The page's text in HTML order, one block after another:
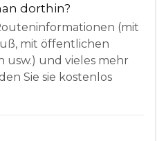
dorthin?
(mit
mit öffentlichen
usw.) und vieles mehr
Sie sie kostenlos